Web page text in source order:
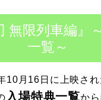
無限列車編』
一覧～
10月16日に上映さ
入場特典一覧か